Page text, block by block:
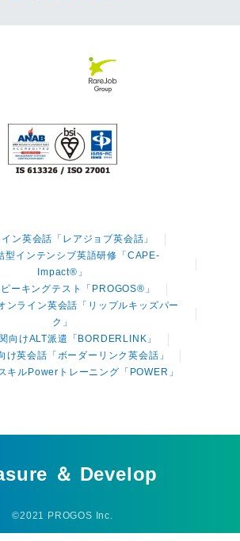
ン英会話「レアジョブ英会話」
型インテンシブ英語研修「CAPE-
Impact®」
ーキングテスト「PROGOS®」
ンライン英会話「リップルキッズパー
ク」
向けALT派遣「BORDERLINK」
け英会話「ボーダーリンク英会話」
キルPowerトレーニング「POWER」
＆ Develop
©2021 PROGOS Inc.